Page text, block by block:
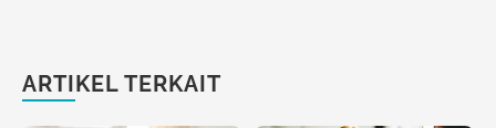
ARTIKEL TERKAIT